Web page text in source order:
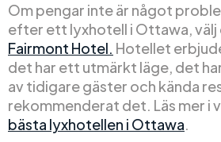
Om pengar inte är något
efter ett lyxhotell i Ottawa, välj
Fairmont Hotel. Hotellet
det har ett utmärkt läge, det
av tidigare gäster och kända
rekommenderat det. Läs mer i
bästa lyxhotellen i Ottawa.